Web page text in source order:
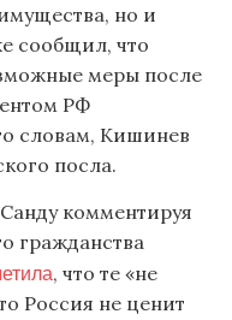
но и
сообщил, что
меры после
РФ
словам, Кишинев
посла.
комментируя
гражданства
, что те «не
Россия не ценит